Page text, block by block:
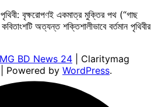
বৃক্ষরোপণই একমাত্র মুক্তির পথ (“গাছ
অত্যন্ত শক্তিশালীভাবে বর্তমান পৃথিবীর
BD News 24 | Claritymag
| Powered by WordPress.